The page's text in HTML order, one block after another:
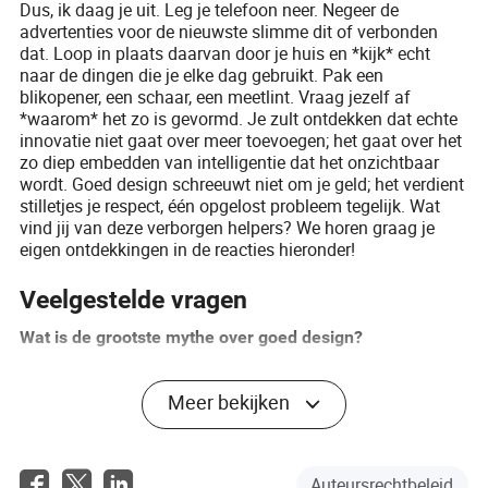
Dus, ik daag je uit. Leg je telefoon neer. Negeer de
advertenties voor de nieuwste slimme dit of verbonden
dat. Loop in plaats daarvan door je huis en *kijk* echt
naar de dingen die je elke dag gebruikt. Pak een
blikopener, een schaar, een meetlint. Vraag jezelf af
*waarom* het zo is gevormd. Je zult ontdekken dat echte
innovatie niet gaat over meer toevoegen; het gaat over het
zo diep embedden van intelligentie dat het onzichtbaar
wordt. Goed design schreeuwt niet om je geld; het verdient
stilletjes je respect, één opgelost probleem tegelijk. Wat
vind jij van deze verborgen helpers? We horen graag je
eigen ontdekkingen in de reacties hieronder!
Veelgestelde vragen
Wat is de grootste mythe over goed design?
De grootste mythe is dat goed design nieuw, flitsend of
technologisch geavanceerd moet zijn. De waarheid is dat
het beste design gaat over het effectief en intuïtief
een meesterwerk van design, en toch is het al meer dan
Meer bekijken